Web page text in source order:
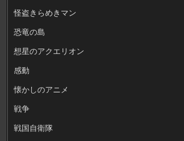
怪盗きらめきマン
恐竜の島
想星のアクエリオン
感動
懐かしのアニメ
戦争
戦国自衛隊